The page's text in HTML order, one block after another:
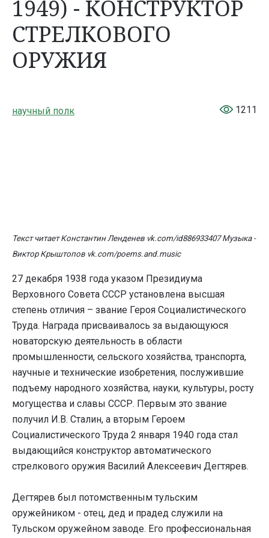
1949) - КОНСТРУКТОР
СТРЕЛКОВОГО
ОРУЖИЯ
научный полк 1211
Текст читает Константин Ленденев vk.com/id886933407 Музыка -
Виктор Крыштопов vk.com/poems.and.music
27 декабря 1938 года указом Президиума
Верховного Совета СССР установлена высшая
степень отличия – звание Героя Социалистического
Труда. Награда присваивалось за выдающуюся
новаторскую деятельность в области
промышленности, сельского хозяйства, транспорта,
научные и технические изобретения, послужившие
подъему народного хозяйства, науки, культуры, росту
могущества и славы СССР. Первым это звание
получил И.В. Сталин, а вторым Героем
Социалистического Труда 2 января 1940 года стал
выдающийся конструктор автоматического
стрелкового оружия Василий Алексеевич Дегтярев.
Дегтярев был потомственным тульским
оружейником - отец, дед и прадед служили на
Тульском оружейном заводе. Его профессиональная